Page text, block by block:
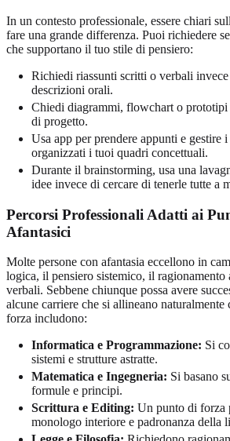
In un contesto professionale, essere chiari
fare una grande differenza. Puoi richiedere
che supportano il tuo stile di pensiero:
Richiedi riassunti scritti o verbali
descrizioni orali.
Chiedi diagrammi, flowchart o prototipi
di progetto.
Usa app per prendere appunti e gestire
organizzati i tuoi quadri concettuali.
Durante il brainstorming, usa una
idee invece di cercare di tenerle tutte a
Percorsi Professionali Adatti ai
Afantasici
Molte persone con afantasia eccellono in
logica, il pensiero sistemico, il ragionamento
verbali. Sebbene chiunque possa avere
alcune carriere che si allineano
forza includono:
Informatica e Programmazione: Si
sistemi e strutture astratte.
Matematica e Ingegneria: Si basano
formule e principi.
Scrittura e Editing: Un punto di forza
monologo interiore e padronanza della